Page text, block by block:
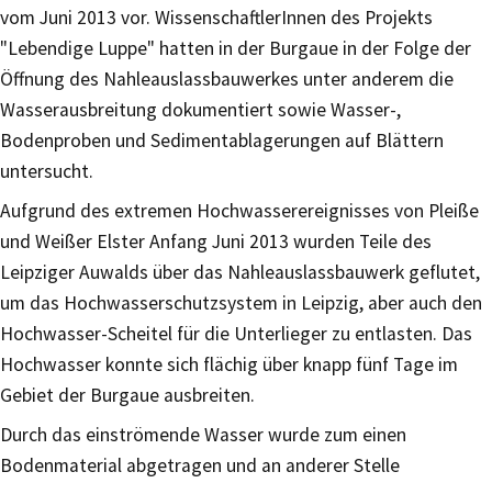
vom Juni 2013 vor. WissenschaftlerInnen des Projekts
"Lebendige Luppe" hatten in der Burgaue in der Folge der
Öffnung des Nahleauslassbauwerkes unter anderem die
Wasserausbreitung dokumentiert sowie Wasser-,
Bodenproben und Sedimentablagerungen auf Blättern
untersucht.
Aufgrund des extremen Hochwasserereignisses von Pleiße
und Weißer Elster Anfang Juni 2013 wurden Teile des
Leipziger Auwalds über das Nahleauslassbauwerk geflutet,
um das Hochwasserschutzsystem in Leipzig, aber auch den
Hochwasser-Scheitel für die Unterlieger zu entlasten. Das
Hochwasser konnte sich flächig über knapp fünf Tage im
Gebiet der Burgaue ausbreiten.
Durch das einströmende Wasser wurde zum einen
Bodenmaterial abgetragen und an anderer Stelle